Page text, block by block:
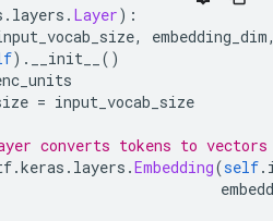
. layers . Layer):
, embedding_dim
). __init__
()
= input_vocab_size
converts tokens to vectors
.keras . layers .Embedding(self.